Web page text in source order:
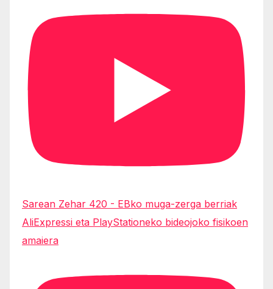
Sarean Zehar 420 - EBko muga-zerga berriak
AliExpressi eta PlayStationeko bideojoko fisikoen
amaiera